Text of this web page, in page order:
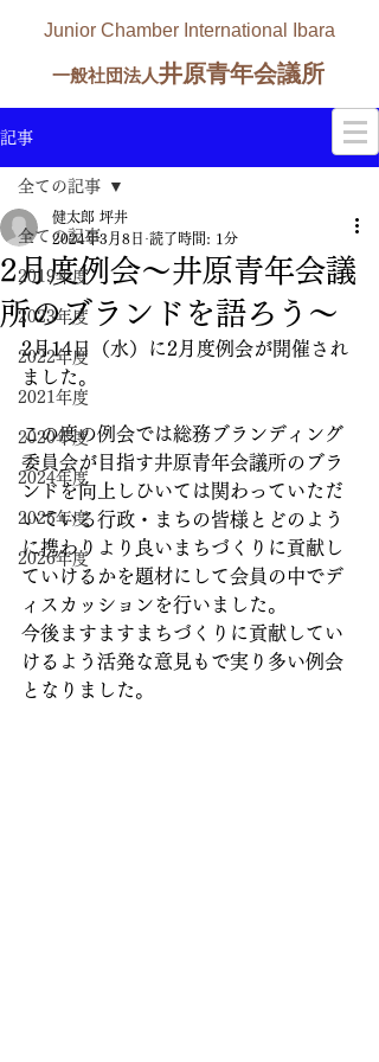
Junior Chamber International Ibara
一般社団法人井原青年会議所
記事
全ての記事
2019年度
2023年度
2022年度
2021年度
2020年度
2024年度
2025年度
2026年度
全ての記事
2月度例会～井原青年会議
所のブランドを語ろう～
健太郎 坪井
2024年3月8日 読了時間: 1分
2月14日（水）に2月度例会が開催され
ました。
この度の例会では総務ブランディング
委員会が目指す井原青年会議所のブラ
ンドを向上しひいては関わっていただ
いている行政・まちの皆様とどのよう
に携わりより良いまちづくりに貢献し
ていけるかを題材にして会員の中でデ
ィスカッションを行いました。
今後ますますまちづくりに貢献してい
けるよう活発な意見もで実り多い例会
となりました。